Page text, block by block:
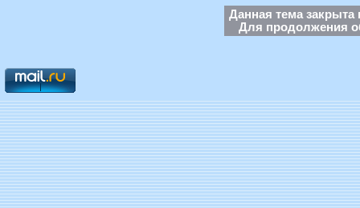
Данная тема закрыта
Для продолжения